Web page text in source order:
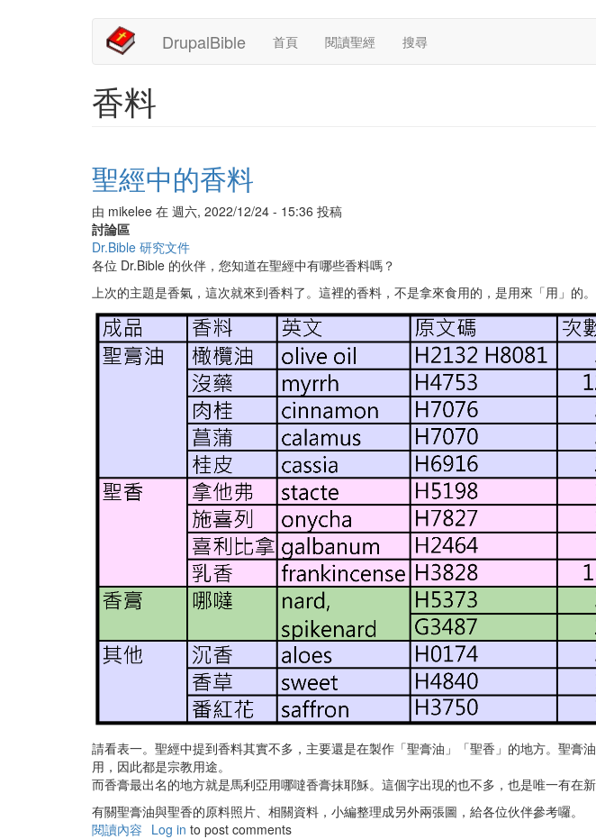
DrupalBible
Main
navigation
首頁 閱讀聖經 搜尋
User
account
menu
香料
聖經中的香料
由 mikelee 在 週六, 2022/12/24 - 15:36 投稿
討論區
Dr.Bible 研究文件
各位 Dr.Bible 的伙伴，您知道在聖經中有哪些香料嗎？
上次的主題是香氣，這次就來到香料了。這裡的香料，不是拿來食用的，是用來「用」的。
請看表一。聖經中提到香料其實不多，主要還是在製作「聖膏油」「聖香」的地方。聖膏
用，因此都是宗教用途。
而香膏最出名的地方就是馬利亞用哪噠香膏抹耶穌。這個字出現的也不多，也是唯一有在新
有關聖膏油與聖香的原料照片、相關資料，小編整理成另外兩張圖，給各位伙伴參考囉。
閱讀內容 有Log in to post comments